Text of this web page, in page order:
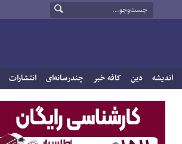
اندیشه دین کافه خبر چندرسانه‌ای انتشارات